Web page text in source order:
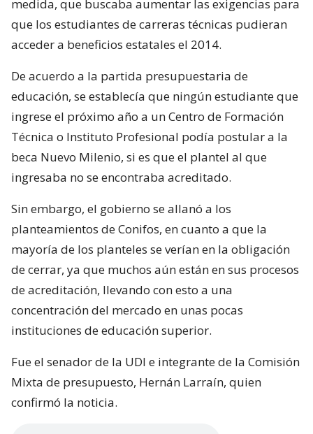
medida, que buscaba aumentar las exigencias para
que los estudiantes de carreras técnicas pudieran
acceder a beneficios estatales el 2014.
De acuerdo a la partida presupuestaria de
educación, se establecía que ningún estudiante que
ingrese el próximo año a un Centro de Formación
Técnica o Instituto Profesional podía postular a la
beca Nuevo Milenio, si es que el plantel al que
ingresaba no se encontraba acreditado.
Sin embargo, el gobierno se allanó a los
planteamientos de Conifos, en cuanto a que la
mayoría de los planteles se verían en la obligación
de cerrar, ya que muchos aún están en sus procesos
de acreditación, llevando con esto a una
concentración del mercado en unas pocas
instituciones de educación superior.
Fue el senador de la UDI e integrante de la Comisión
Mixta de presupuesto, Hernán Larraín, quien
confirmó la noticia.